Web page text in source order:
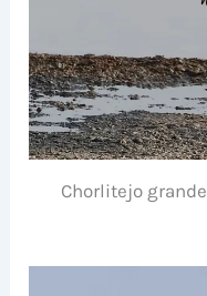
Chorlitejo